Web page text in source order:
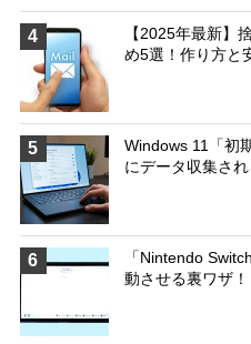
4
【2025年最新】
め5選！作り方と
5
Windows 11「初
にデータ収集さ
6
「Nintendo
動させる裏ワザ！